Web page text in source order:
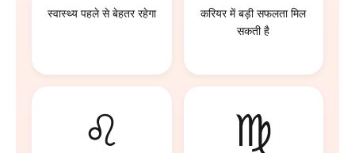
स्वास्थ्य पहले से बेहतर रहेगा
करियर में बड़ी सफलता मिल
सकती है
♌ ♍